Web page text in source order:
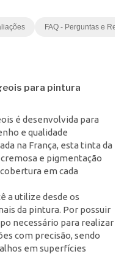
FAQ - Perguntas e
para pintura
é desenvolvida para
e qualidade
na França, esta tinta da
e pigmentação
em cada
a utilize desde os
da pintura. Por possuir
necessário para realizar
com precisão, sendo
em superfícies